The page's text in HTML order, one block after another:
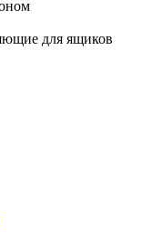
для ящиков